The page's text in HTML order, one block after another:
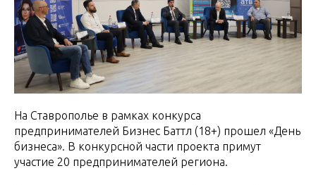
На Ставрополье в рамках конкурса
предпринимателей Бизнес Баттл (18+) прошел «День
бизнеса». В конкурсной части проекта примут
участие 20 предпринимателей региона.